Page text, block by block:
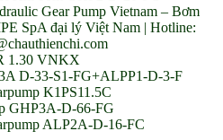
Gear Pump Vietnam – Bơm
SpA đại lý Việt Nam | Hotline:
1.30 VNKX
D-33-S1-FG+ALPP1-D-3-F
K1PS11.5C
GHP3A-D-66-FG
ALP2A-D-16-FC